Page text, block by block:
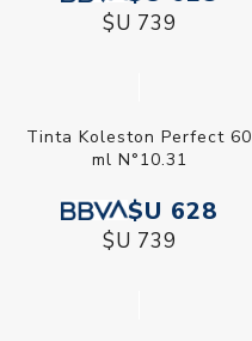
$U 739
Tinta Koleston Perfect 60
ml N°10.31
$U 628
$U 739